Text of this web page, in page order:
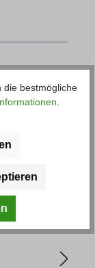
die bestmögliche